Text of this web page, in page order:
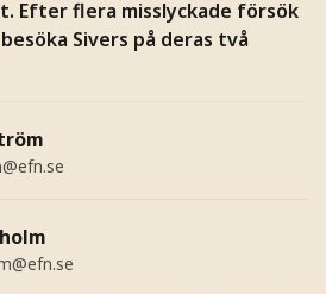
Efter flera misslyckade försök
Sivers på deras två